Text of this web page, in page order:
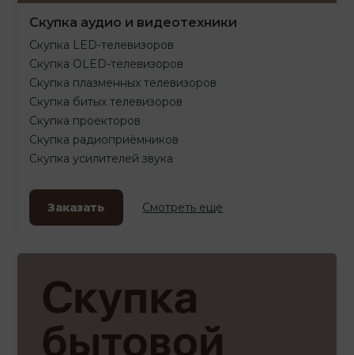
Скупка аудио и видеотехники
Скупка LED-телевизоров
Скупка OLED-телевизоров
Скупка плазменных телевизоров
Скупка битых телевизоров
Скупка проекторов
Скупка радиоприёмников
Скупка усилителей звука
Заказать Смотреть еще